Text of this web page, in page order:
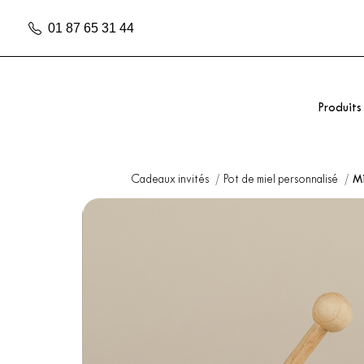
01 87 65 31 44
Produits
Cadeaux invités Pot de miel personnalisé